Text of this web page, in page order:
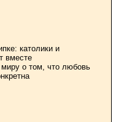
католики и
вместе
миру о том, что любовь